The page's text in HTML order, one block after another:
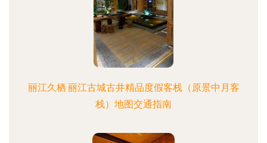
丽江久栖·丽江古城古井精品度假客栈（原景中月客
栈）地图交通指南